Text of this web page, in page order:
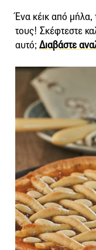
Ένα κέικ από μήλα,
τους! Σκέφτεστε
αυτό; Διαβάστε